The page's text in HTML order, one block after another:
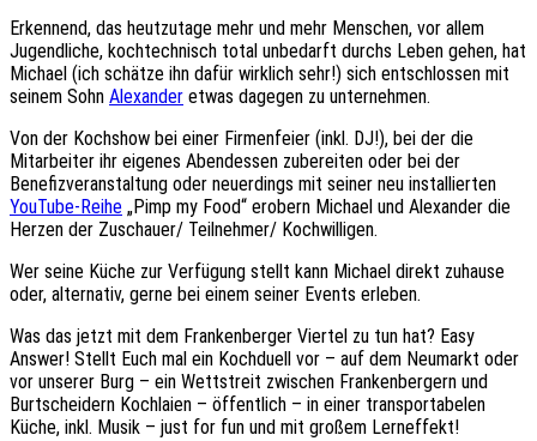
Erkennend, das heutzutage mehr und mehr Menschen, vor allem
Jugendliche, kochtechnisch total unbedarft durchs Leben gehen, hat
Michael (ich schätze ihn dafür wirklich sehr!) sich entschlossen mit
seinem Sohn Alexander etwas dagegen zu unternehmen.
Von der Kochshow bei einer Firmenfeier (inkl. DJ!), bei der die
Mitarbeiter ihr eigenes Abendessen zubereiten oder bei der
Benefizveranstaltung oder neuerdings mit seiner neu installierten
YouTube-Reihe „Pimp my Food“ erobern Michael und Alexander die
Herzen der Zuschauer/ Teilnehmer/ Kochwilligen.
Wer seine Küche zur Verfügung stellt kann Michael direkt zuhause
oder, alternativ, gerne bei einem seiner Events erleben.
Was das jetzt mit dem Frankenberger Viertel zu tun hat? Easy
Answer! Stellt Euch mal ein Kochduell vor – auf dem Neumarkt oder
vor unserer Burg – ein Wettstreit zwischen Frankenbergern und
Burtscheidern Kochlaien – öffentlich – in einer transportabelen
Küche, inkl. Musik – just for fun und mit großem Lerneffekt!